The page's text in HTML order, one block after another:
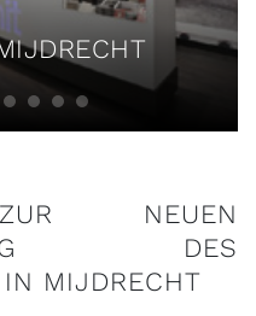
NEUEN
DES
MIJDRECHT